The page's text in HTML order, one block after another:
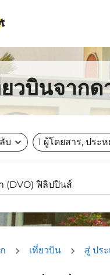
วบินจากด
บ expand_more 1 ผู้โดยสาร, ประ
เที่ยวบิน สู่ ปร